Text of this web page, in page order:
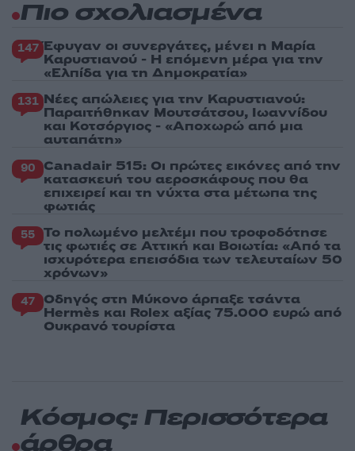
Πιο σχολιασμένα
147 Έφυγαν οι συνεργάτες, μένει η Μαρία
Καρυστιανού - Η επόμενη μέρα για την
«Ελπίδα για τη Δημοκρατία»
131 Νέες απώλειες για την Καρυστιανού:
Παραιτήθηκαν Μουτσάτσου, Ιωαννίδου
και Κοτσόργιος - «Αποχωρώ από μια
αυταπάτη»
90 Canadair 515: Οι πρώτες εικόνες από την
κατασκευή του αεροσκάφους που θα
επιχειρεί και τη νύχτα στα μέτωπα της
φωτιάς
55 Το πολωμένο μελτέμι που τροφοδότησε
τις φωτιές σε Αττική και Βοιωτία: «Από τα
ισχυρότερα επεισόδια των τελευταίων 50
χρόνων»
47 Οδηγός στη Μύκονο άρπαξε τσάντα
Hermès και Rolex αξίας 75.000 ευρώ από
Ουκρανό τουρίστα
Κόσμος: Περισσότερα
άρθρα